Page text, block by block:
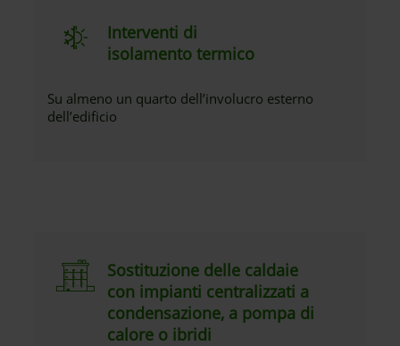
Interventi di
isolamento termico
Su almeno un quarto dell’involucro esterno
dell’edificio
Sostituzione delle caldaie
con impianti centralizzati a
condensazione, a pompa di
calore o ibridi